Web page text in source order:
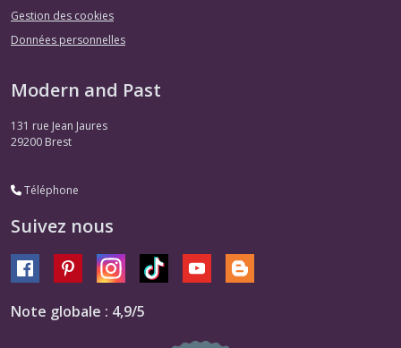
Gestion des cookies
Données personnelles
Modern and Past
131 rue Jean Jaures
29200 Brest
Téléphone
Suivez nous
Note globale : 4,9/5